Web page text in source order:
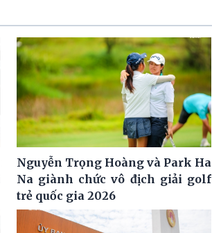
Nguyễn Trọng Hoàng và Park Ha
Na giành chức vô địch giải golf
trẻ quốc gia 2026